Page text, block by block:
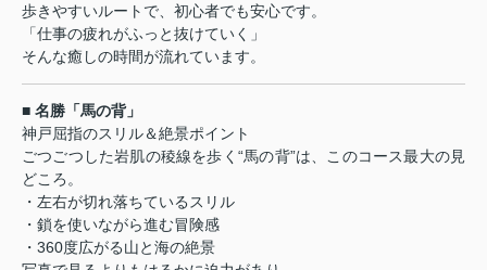
歩きやすいルートで、初心者でも安心です。
「仕事の疲れがふっと抜けていく」
そんな癒しの時間が流れています。
■ 名勝「馬の背」
神戸屈指のスリル＆絶景ポイント
ごつごつした岩肌の稜線を歩く“馬の背”は、このコース最大の見
どころ。
・左右が切れ落ちているスリル
・鎖を使いながら進む冒険感
・360度広がる山と海の絶景